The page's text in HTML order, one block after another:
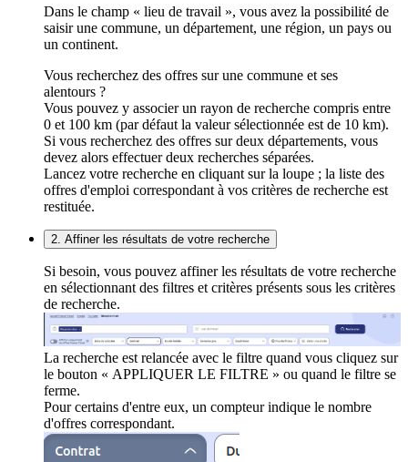
Dans le champ « lieu de travail », vous avez la possibilité de
saisir une commune, un département, une région, un pays ou
un continent.
Vous recherchez des offres sur une commune et ses
alentours ?
Vous pouvez y associer un rayon de recherche compris entre
0 et 100 km (par défaut la valeur sélectionnée est de 10 km).
Si vous recherchez des offres sur deux départements, vous
devez alors effectuer deux recherches séparées.
Lancez votre recherche en cliquant sur la loupe ; la liste des
offres d'emploi correspondant à vos critères de recherche est
restituée.
2. Affiner les résultats de votre recherche
Si besoin, vous pouvez affiner les résultats de votre recherche
en sélectionnant des filtres et critères présents sous les critères
de recherche.
La recherche est relancée avec le filtre quand vous cliquez sur
le bouton « APPLIQUER LE FILTRE » ou quand le filtre se
ferme.
Pour certains d'entre eux, un compteur indique le nombre
d'offres correspondant.